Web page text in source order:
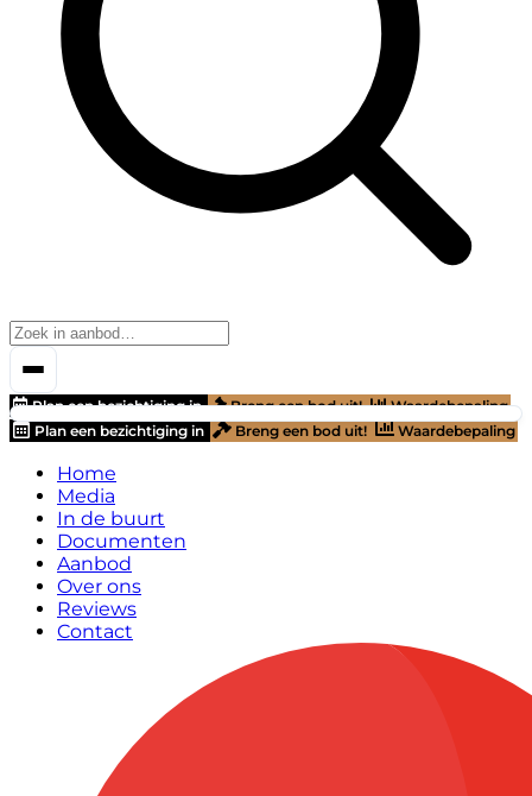
Plan een bezichtiging in Breng een bod uit!
Waardebepaling
Plan een bezichtiging in
Breng een bod uit! Waardebepaling
Home
Media
In de buurt
Documenten
Aanbod
Over ons
Reviews
Contact